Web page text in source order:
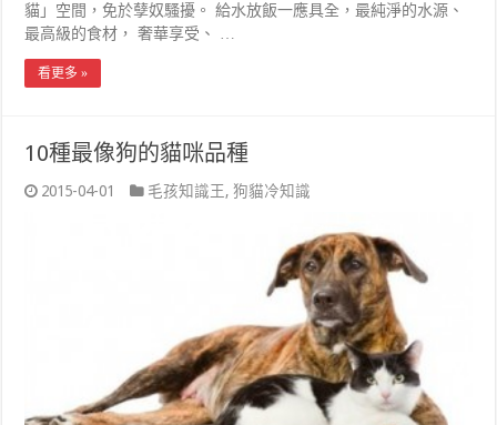
貓」空間，免於孽奴騷擾。 給水放飯一應具全，最純淨的水源、
最高級的食材， 奢華享受、 …
看更多 »
10種最像狗的貓咪品種
2015-04-01 毛孩知識王,狗貓冷知識